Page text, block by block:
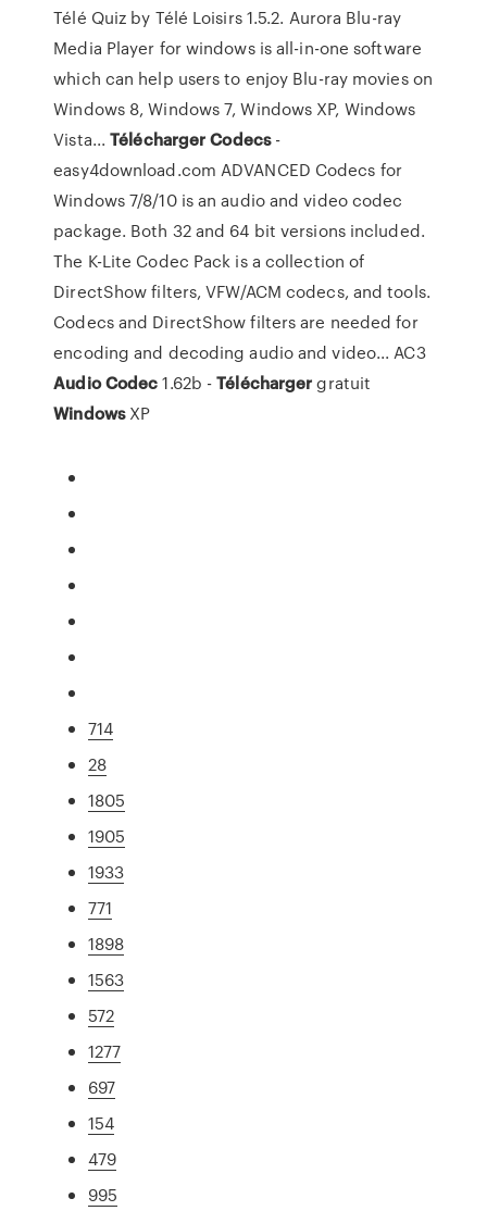
Télé Quiz by Télé Loisirs 1.5.2. Aurora Blu-ray
Media Player for windows is all-in-one software
which can help users to enjoy Blu-ray movies on
Windows 8, Windows 7, Windows XP, Windows
Vista...Télécharger Codecs-
easy4download.com ADVANCED Codecs for
Windows 7/8/10 is an audio and video codec
package. Both 32 and 64 bit versions included.
The K-Lite Codec Pack is a collection of
DirectShow filters, VFW/ACM codecs, and tools.
Codecs and DirectShow filters are needed for
encoding and decoding audio and video... AC3
Audio Codec1.62b -Téléchargergratuit
WindowsXP
714
28
1805
1905
1933
771
1898
1563
572
1277
697
154
479
995